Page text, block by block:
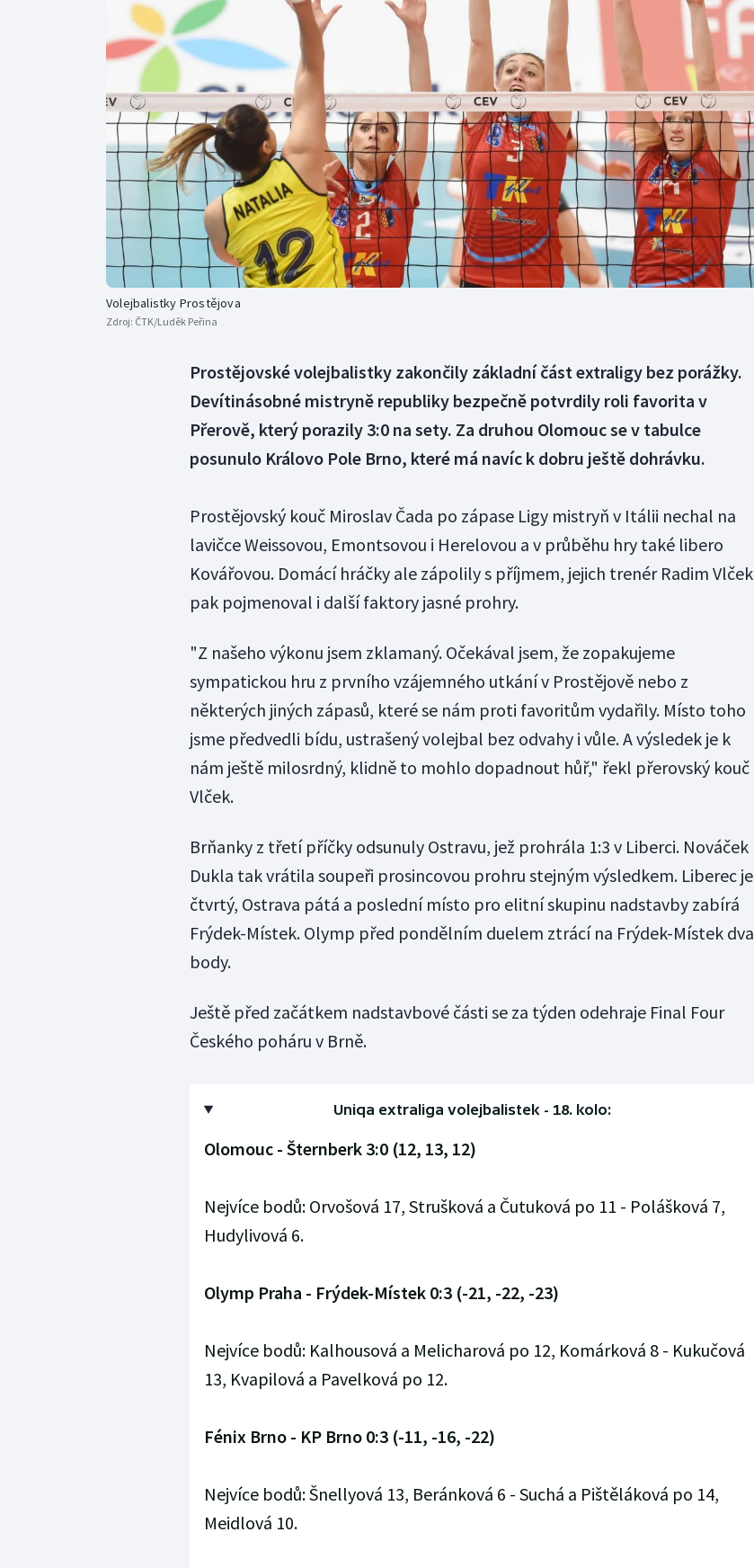
Curling
Dostihy
Florbal
Futsal
Golf
Gymnastika
Moderní pětiboj
Motorsport
Olympijské hry
Parasport
Plavání
Plážový volejbal
Triatlon
Veslování
Vodní slalom
Volejbal
Ostatní
Volejbalistky Prostějova
Zdroj: ČTK/Luděk Peřina
Prostějovské volejbalistky zakončily základní část extraligy bez porážky.
Devítinásobné mistryně republiky bezpečně potvrdily roli favorita v
Přerově, který porazily 3:0 na sety. Za druhou Olomouc se v tabulce
posunulo Královo Pole Brno, které má navíc k dobru ještě dohrávku.
Prostějovský kouč Miroslav Čada po zápase Ligy mistryň v Itálii nechal na
lavičce Weissovou, Emontsovou i Herelovou a v průběhu hry také libero
Kovářovou. Domácí hráčky ale zápolily s příjmem, jejich trenér Radim Vlček
pak pojmenoval i další faktory jasné prohry.
"Z našeho výkonu jsem zklamaný. Očekával jsem, že zopakujeme
sympatickou hru z prvního vzájemného utkání v Prostějově nebo z
některých jiných zápasů, které se nám proti favoritům vydařily. Místo toho
jsme předvedli bídu, ustrašený volejbal bez odvahy i vůle. A výsledek je k
nám ještě milosrdný, klidně to mohlo dopadnout hůř," řekl přerovský kouč
Vlček.
Brňanky z třetí příčky odsunuly Ostravu, jež prohrála 1:3 v Liberci. Nováček
Dukla tak vrátila soupeři prosincovou prohru stejným výsledkem. Liberec je
čtvrtý, Ostrava pátá a poslední místo pro elitní skupinu nadstavby zabírá
Frýdek-Místek. Olymp před pondělním duelem ztrácí na Frýdek-Místek dva
body.
Ještě před začátkem nadstavbové části se za týden odehraje Final Four
Českého poháru v Brně.
Uniqa extraliga volejbalistek - 18. kolo:
Olomouc - Šternberk 3:0 (12, 13, 12)
Nejvíce bodů: Orvošová 17, Strušková a Čutuková po 11 - Polášková 7,
Hudylivová 6.
Olymp Praha - Frýdek-Místek 0:3 (-21, -22, -23)
Nejvíce bodů: Kalhousová a Melicharová po 12, Komárková 8 - Kukučová
13, Kvapilová a Pavelková po 12.
Fénix Brno - KP Brno 0:3 (-11, -16, -22)
Nejvíce bodů: Šnellyová 13, Beránková 6 - Suchá a Pištěláková po 14,
Meidlová 10.